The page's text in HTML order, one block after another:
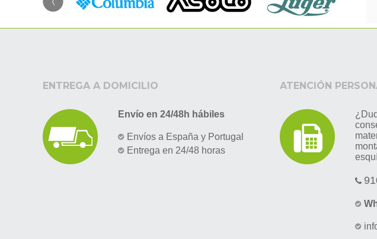
ENTREGA A DOMICILIO
Envío en 24/48h hábiles
Envíos a España y Portugal
Entrega en 24/48 horas
ATENCIÓN